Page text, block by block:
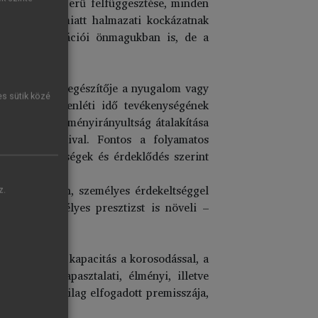
miatt halmazati kockázatnak
komplikációi önmagukban is, de a
kiegészítője a nyugalom vagy
az ébrenléti idő tevékenységének
az eredményirányultság átalakítása
formáival. Fontos a folyamatos
lehetőségek és érdeklődés szerint
személyes érdekeltséggel
a személyes presztizst is növeli –
kapacitás a korosodással, a
a tapasztalati, élményi, illetve
szakmailag elfogadott premisszája,
sütik közé